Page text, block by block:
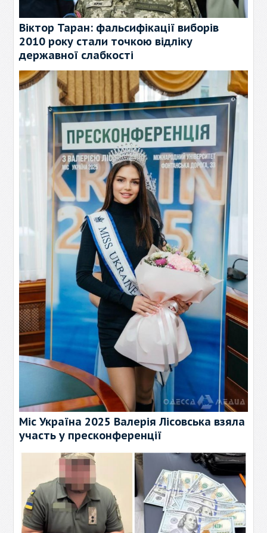
Віктор Таран: фальсифікації виборів
2010 року стали точкою відліку
державної слабкості
Міс Україна 2025 Валерія Лісовська взяла
участь у пресконференції